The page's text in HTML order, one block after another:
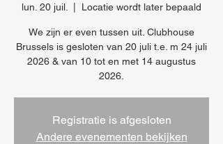
lun. 20 juil. Locatie wordt later bepaald
We zijn er even tussen uit. Clubhouse
Brussels is gesloten van 20 juli t.e. m 24 juli
2026 & van 10 tot en met 14 augustus
2026.
Registratie is afgesloten
Andere evenementen bekijken